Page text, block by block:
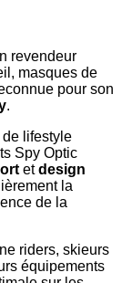
revendeur
masques de
pour son
.
de lifestyle
Spy Optic
etdesign
la
de la
riders, skieurs
équipements